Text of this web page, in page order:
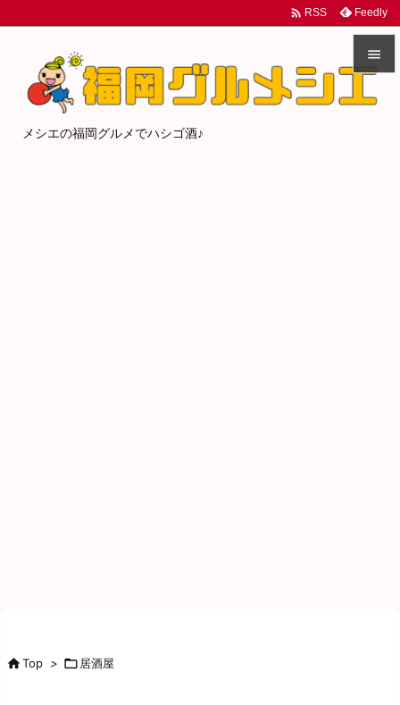


 RSS Feedly
メシエの福岡グルメでハシゴ酒♪
Top >  居酒屋